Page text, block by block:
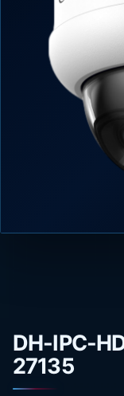
DH-IPC-
27135